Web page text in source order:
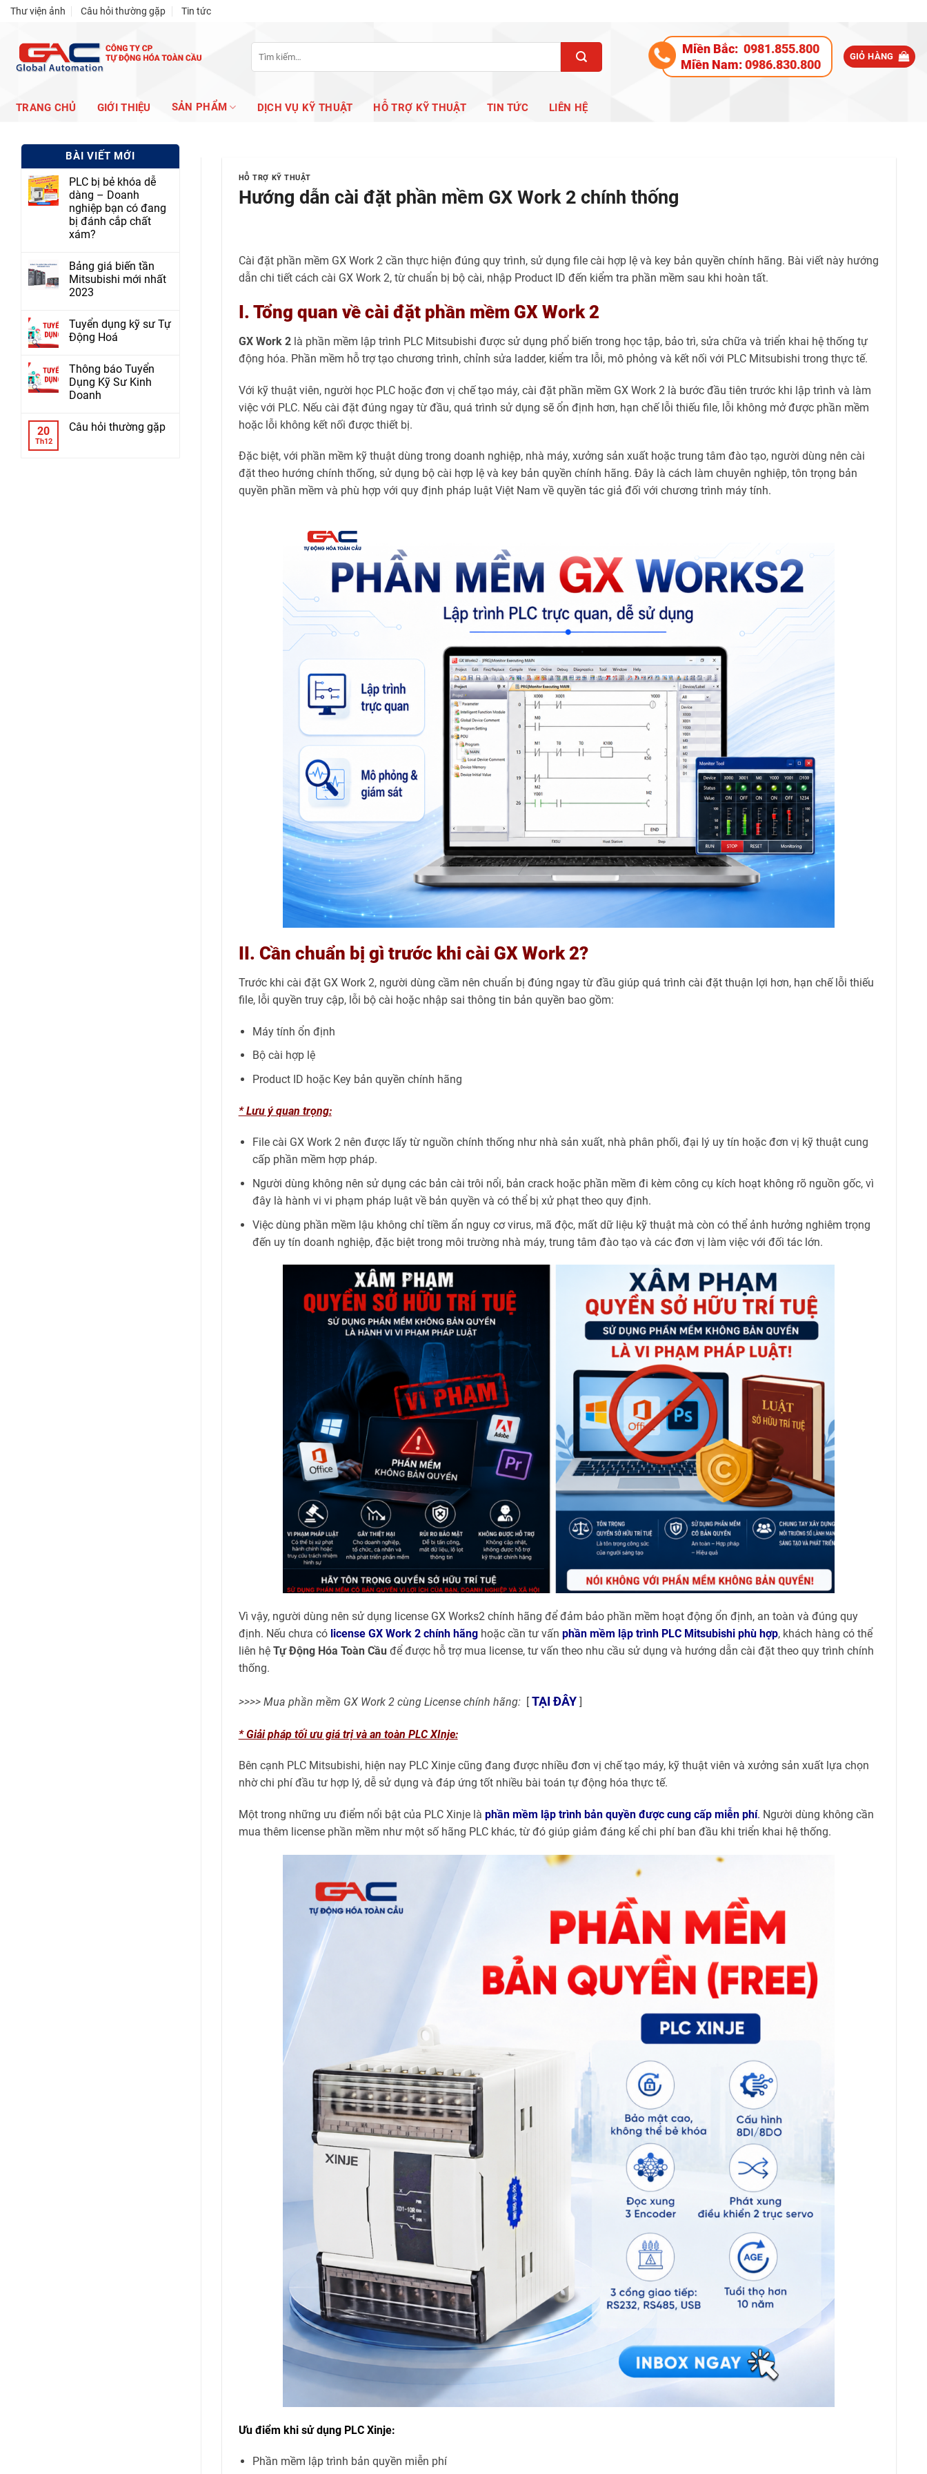
Skip
content
Thư viện ảnh Câu hỏi thường gặp Tin tức
Tìm
kiếm:
Miền Bắc: 0981.855.800
Miền Nam:0986.830.800
GIỎ HÀNG
TRANG CHỦ GIỚI THIỆU SẢN PHẨM DỊCH VỤ KỸ THUẬT HỖ TRỢ KỸ THUẬT TIN TỨC LIÊN HỆ
BÀI VIẾT MỚI
PLC bị bẻ khóa dễ
dàng – Doanh
nghiệp bạn có đang
bị đánh cắp chất
xám?
Bảng giá biến tần
Mitsubishi mới nhất
2023
Tuyển dụng kỹ sư Tự
Động Hoá
Thông báo Tuyển
Dụng Kỹ Sư Kinh
Doanh
20
Th12
Câu hỏi thường gặp
HỖ TRỢ KỸ THUẬT
Hướng dẫn cài đặt phần mềm GX Work 2 chính thống
Cài đặt phần mềm GX Work 2 cần thực hiện đúng quy trình, sử dụng file cài hợp lệ và key bản quyền chính hãng. Bài viết này hướng
dẫn chi tiết cách cài GX Work 2, từ chuẩn bị bộ cài, nhập Product ID đến kiểm tra phần mềm sau khi hoàn tất.
I. Tổng quan về cài đặt phần mềm GX Work 2
GX Work 2là phần mềm lập trình PLC Mitsubishi được sử dụng phổ biến trong học tập, bảo trì, sửa chữa và triển khai hệ thống tự
động hóa. Phần mềm hỗ trợ tạo chương trình, chỉnh sửa ladder, kiểm tra lỗi, mô phỏng và kết nối với PLC Mitsubishi trong thực tế.
Với kỹ thuật viên, người học PLC hoặc đơn vị chế tạo máy, cài đặt phần mềm GX Work 2 là bước đầu tiên trước khi lập trình và làm
việc với PLC. Nếu cài đặt đúng ngay từ đầu, quá trình sử dụng sẽ ổn định hơn, hạn chế lỗi thiếu file, lỗi không mở được phần mềm
hoặc lỗi không kết nối được thiết bị.
Đặc biệt, với phần mềm kỹ thuật dùng trong doanh nghiệp, nhà máy, xưởng sản xuất hoặc trung tâm đào tạo, người dùng nên cài
đặt theo hướng chính thống, sử dụng bộ cài hợp lệ và key bản quyền chính hãng. Đây là cách làm chuyên nghiệp, tôn trọng bản
quyền phần mềm và phù hợp với quy định pháp luật Việt Nam về quyền tác giả đối với chương trình máy tính.
II. Cần chuẩn bị gì trước khi cài GX Work 2?
Trước khi cài đặt GX Work 2, người dùng cầm nên chuẩn bị đúng ngay từ đầu giúp quá trình cài đặt thuận lợi hơn, hạn chế lỗi thiếu
file, lỗi quyền truy cập, lỗi bộ cài hoặc nhập sai thông tin bản quyền bao gồm:
Máy tính ổn định
Bộ cài hợp lệ
Product ID hoặc Key bản quyền chính hãng
* Lưu ý quan trọng:
File cài GX Work 2 nên được lấy từ nguồn chính thống như nhà sản xuất, nhà phân phối, đại lý uy tín hoặc đơn vị kỹ thuật cung
cấp phần mềm hợp pháp.
Người dùng không nên sử dụng các bản cài trôi nổi, bản crack hoặc phần mềm đi kèm công cụ kích hoạt không rõ nguồn gốc, vì
đây là hành vi vi phạm pháp luật về bản quyền và có thể bị xử phạt theo quy định.
Việc dùng phần mềm lậu không chỉ tiềm ẩn nguy cơ virus, mã độc, mất dữ liệu kỹ thuật mà còn có thể ảnh hưởng nghiêm trọng
đến uy tín doanh nghiệp, đặc biệt trong môi trường nhà máy, trung tâm đào tạo và các đơn vị làm việc với đối tác lớn.
Vì vậy, người dùng nên sử dụng license GX Works2 chính hãng để đảm bảo phần mềm hoạt động ổn định, an toàn và đúng quy
định. Nếu chưa có license GX Work 2 chính hãng hoặc cần tư vấn phần mềm lập trình PLC Mitsubishi phù hợp, khách hàng có thể
liên hệ Tự Động Hóa Toàn Cầuđể được hỗ trợ mua license, tư vấn theo nhu cầu sử dụng và hướng dẫn cài đặt theo quy trình chính
thống.
>>>> Mua phần mềm GX Work 2 cùng License chính hãng:[ TẠI ĐÂY ]
* Giải pháp tối ưu giá trị và an toàn PLC XInje:
Bên cạnh PLC Mitsubishi, hiện nay PLC Xinje cũng đang được nhiều đơn vị chế tạo máy, kỹ thuật viên và xưởng sản xuất lựa chọn
nhờ chi phí đầu tư hợp lý, dễ sử dụng và đáp ứng tốt nhiều bài toán tự động hóa thực tế.
Một trong những ưu điểm nổi bật của PLC Xinje là phần mềm lập trình bản quyền được cung cấp miễn phí. Người dùng không cần
mua thêm license phần mềm như một số hãng PLC khác, từ đó giúp giảm đáng kể chi phí ban đầu khi triển khai hệ thống.
Ưu điểm khi sử dụng PLC Xinje:
Phần mềm lập trình bản quyền miễn phí